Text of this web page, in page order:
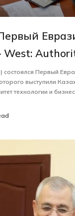
Первый
выступили
технологии и